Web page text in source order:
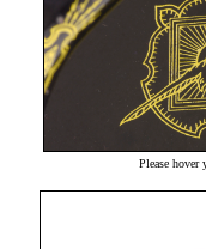
Please hover